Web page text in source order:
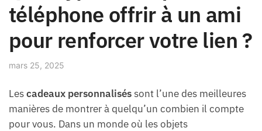
téléphone offrir à un ami
pour renforcer votre lien ?
mars 25, 2025
Lescadeaux personnaliséssont l’une des meilleures
manières de montrer à quelqu’un combien il compte
pour vous. Dans un monde où les objets